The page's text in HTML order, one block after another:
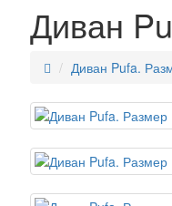
Диван
Диван Pufa.